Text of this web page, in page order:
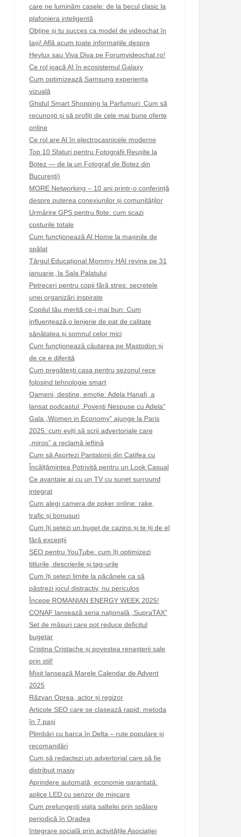
care ne luminăm casele: de la becul clasic la
plafoniera inteligentă
Obține și tu succes ca model de videochat în
Iași! Află acum toate informațiile despre
Heylux sau Viva Diva pe Forumvideochat.ro!
Ce rol joacă AI în ecosistemul Galaxy
Cum optimizează Samsung experiența
vizuală
Ghidul Smart Shopping la Parfumuri: Cum să
recunoști și să profiți de cele mai bune oferte
online
Ce rol are AI în electrocasnicele moderne
Top 10 Sfaturi pentru Fotografii Reușite la
Botez — de la un Fotograf de Botez din
București)
MORE Networking – 10 ani printr-o conferință
despre puterea conexiunilor și comunităților
Urmărire GPS pentru flote: cum scazi
costurile totale
Cum funcționează AI Home la mașinile de
spălat
Târgul Educațional Mommy HAI revine pe 31
ianuarie, la Sala Palatului
Petreceri pentru copii fără stres: secretele
unei organizări inspirate
Copilul tău merită ce-i mai bun: Cum
influențează o lenjerie de pat de calitate
sănătatea și somnul celor mici
Cum funcționează căutarea pe Mastodon și
de ce e diferită
Cum pregătești casa pentru sezonul rece
folosind tehnologie smart
Oameni, destine, emoție: Adela Hanafi, a
lansat podcastul „Povești Nespuse cu Adela”
Gala „Women in Economy” ajunge la Paris
2025: cum eviți să scrii advertoriale care
„miros” a reclamă ieftină
Cum să Asortezi Pantalonii din Catifea cu
Încălțămintea Potrivită pentru un Look Casual
Ce avantaje ai cu un TV cu sunet surround
integrat
Cum alegi camera de poker online: rake,
trafic și bonusuri
Cum îți setezi un buget de cazino și te ții de el
fără excepții
SEO pentru YouTube: cum îți optimizezi
titlurile, descrierile și tag-urile
Cum îți setezi limite la păcănele ca să
păstrezi jocul distractiv, nu periculos
Începe ROMANIAN ENERGY WEEK 2025!
CONAF lansează seria națională „SupraTAX”
Set de măsuri care pot reduce deficitul
bugetar
Cristina Cristache și povestea renașterii sale
prin stil!
Mixit lansează Marele Calendar de Advent
2025
Răzvan Oprea, actor și regizor
Articole SEO care se clasează rapid: metoda
în 7 pași
Plimbări cu barca în Delta – rute populare și
recomandări
Cum să redactezi un advertorial care să fie
distribuit masiv
Aprindere automată, economie garantată:
aplice LED cu senzor de mișcare
Cum prelungești viața saltelei prin spălare
periodică în Oradea
Integrare socială prin activitățile Asociației